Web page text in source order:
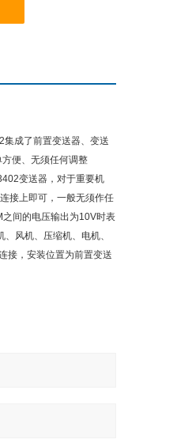
集成了前置变送器、变送
便、无须任何调整
变送器，对于重要机
接上即可，一般无须作任
间的电压输出为10V时表
风机、压缩机、电机、
接，安装位置为前置变送